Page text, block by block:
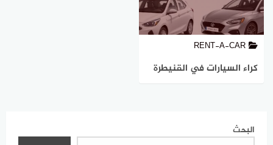
RENT-A-CAR
كراء السيارات في القنيطرة
البحث